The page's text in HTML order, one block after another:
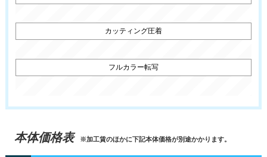
本体価格表 ※加工賃のほかに下記本体価格が別途かかります。